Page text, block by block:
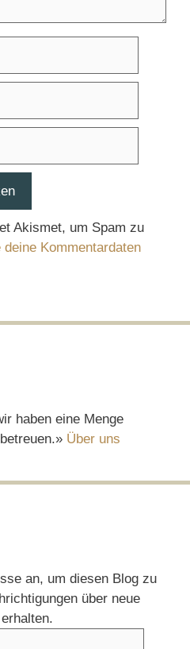
Akismet, um Spam zu
deine Kommentardaten
haben eine Menge
Über uns
an, um diesen Blog zu
über neue